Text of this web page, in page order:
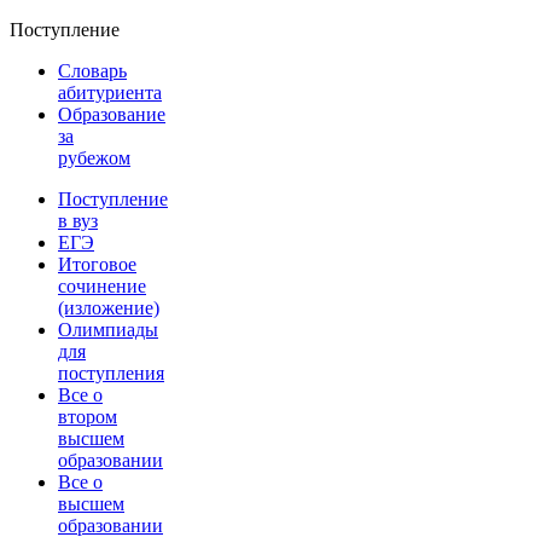
Поступление
Словарь
абитуриента
Образование
за
рубежом
Поступление
в вуз
ЕГЭ
Итоговое
сочинение
(изложение)
Олимпиады
для
поступления
Все о
втором
высшем
образовании
Все о
высшем
образовании